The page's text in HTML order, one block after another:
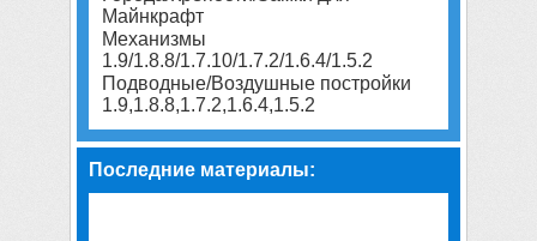
Майнкрафт
Механизмы
1.9/1.8.8/1.7.10/1.7.2/1.6.4/1.5.2
Подводные/Воздушные постройки
1.9,1.8.8,1.7.2,1.6.4,1.5.2
Последние материалы: